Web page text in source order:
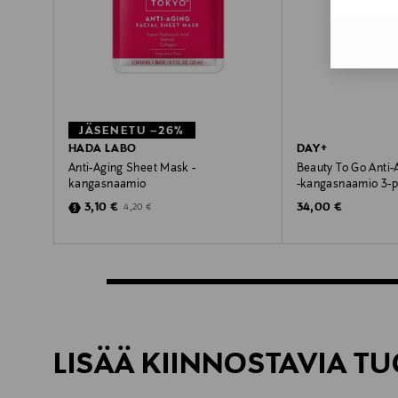
JÄSENETU –26%
HADA LABO
Anti-Aging Sheet Mask -
kangasnaamio
Discounted Price
3,10 € Original Price
4,20 €
DAY+
Beauty To Go
-kangasnaamio 3-
Original Price
34,00 €
LISÄÄ KIINNOSTAVIA